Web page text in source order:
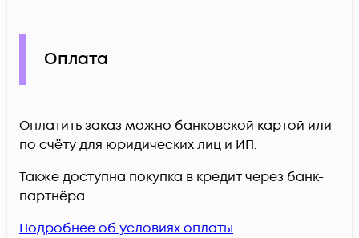
Оплата
Оплатить заказ можно банковской картой или
по счёту для юридических лиц и ИП.
Также доступна покупка в кредит через банк-
партнёра.
Подробнее об условиях оплаты